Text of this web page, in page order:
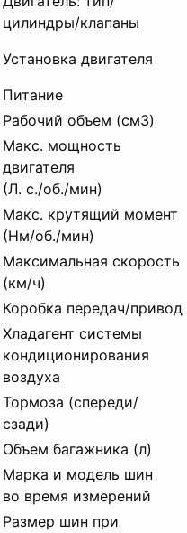
цилиндры/клапаны
Установка двигателя
Питание
Рабочий объем (см3)
Макс. мощность
двигателя
(Л. с./об./мин)
Макс. крутящий момент
(Нм/об./мин)
Максимальная скорость
(км/ч)
Коробка передач/привод
Хладагент системы
кондиционирования
воздуха
Тормоза (спереди/
сзади)
Объем багажника (л)
Марка и модель шин
во время измерений
Размер шин при